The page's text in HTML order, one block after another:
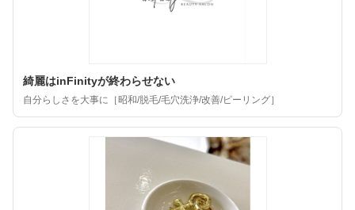
綺麗はinFinityが終わらせない
自分らしさを大事に［昭和/脱毛/毛穴洗浄/改善/ピーリング］